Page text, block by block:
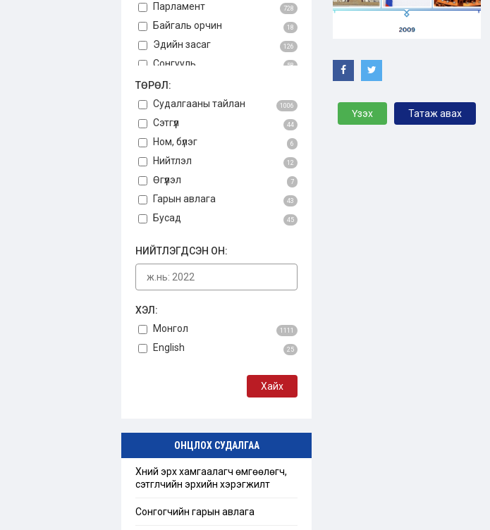
Парламент 728
Байгаль орчин 18
Эдийн засаг 126
Сонгууль 58
Авлига
Үндсэн хууль 3
Бусад 34
ТӨРӨЛ:
Судалгааны тайлан
1006
Сэтгүүл 44
Ном, бүлэг 6
Нийтлэл 12
Өгүүлэл 7
Гарын авлага 43
Бусад 45
НИЙТЛЭГДСЭН ОН:
ХЭЛ:
Монгол
1111
English 25
ОНЦЛОХ СУДАЛГАА
Хүний эрх хамгаалагч өмгөөлөгч,
сэтгүүлчийн эрхийн хэрэгжилт
Сонгогчийн гарын авлага
Үзэх Татаж авах